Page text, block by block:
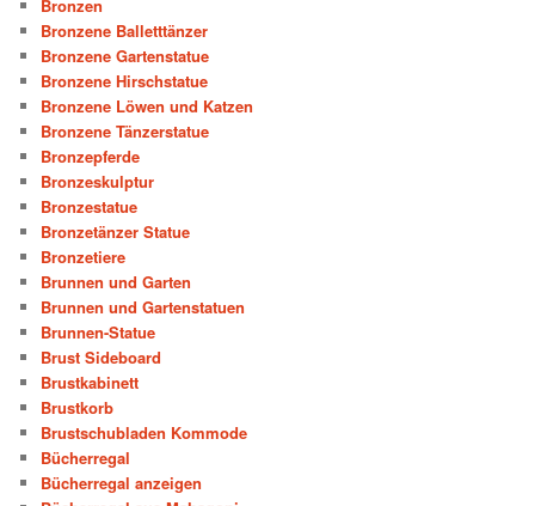
Bronzen
Bronzene Balletttänzer
Bronzene Gartenstatue
Bronzene Hirschstatue
Bronzene Löwen und Katzen
Bronzene Tänzerstatue
Bronzepferde
Bronzeskulptur
Bronzestatue
Bronzetänzer Statue
Bronzetiere
Brunnen und Garten
Brunnen und Gartenstatuen
Brunnen-Statue
Brust Sideboard
Brustkabinett
Brustkorb
Brustschubladen Kommode
Bücherregal
Bücherregal anzeigen